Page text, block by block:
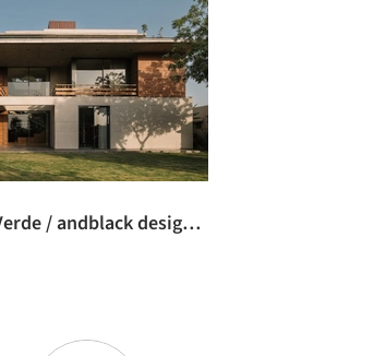
A Casa do Pátio Verde / andblack design studio